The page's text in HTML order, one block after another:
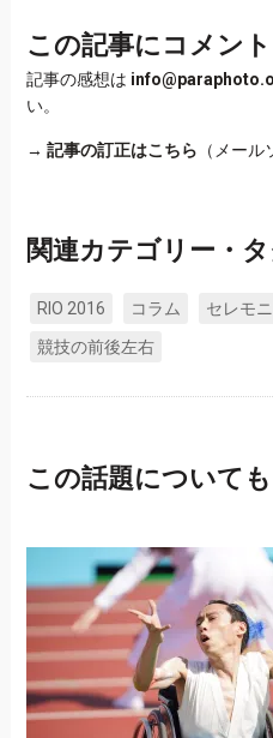
この記事にコメン
記事の感想は
い。
→ 記事の訂正はこちら （メール
関連カテゴリー・
RIO 2016 コラム セレモ
競技の前後左右
この話題について